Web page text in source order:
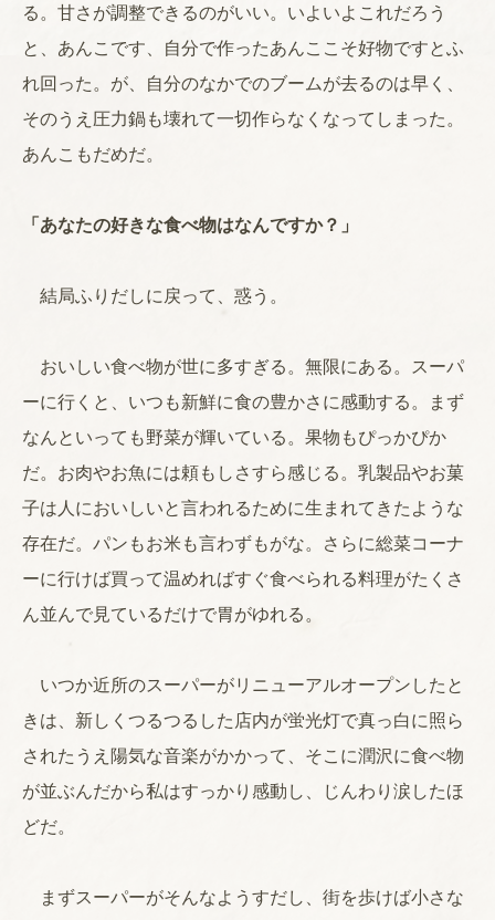
る。甘さが調整できるのがいい。いよいよこれだろう
と、あんこです、自分で作ったあんここそ好物ですとふ
れ回った。が、自分のなかでのブームが去るのは早く、
そのうえ圧力鍋も壊れて一切作らなくなってしまった。
あんこもだめだ。
「あなたの好きな食べ物はなんですか？」
結局ふりだしに戻って、惑う。
おいしい食べ物が世に多すぎる。無限にある。スーパ
ーに行くと、いつも新鮮に食の豊かさに感動する。まず
なんといっても野菜が輝いている。果物もぴっかぴか
だ。お肉やお魚には頼もしさすら感じる。乳製品やお菓
子は人においしいと言われるために生まれてきたような
存在だ。パンもお米も言わずもがな。さらに総菜コーナ
ーに行けば買って温めればすぐ食べられる料理がたくさ
ん並んで見ているだけで胃がゆれる。
いつか近所のスーパーがリニューアルオープンしたと
きは、新しくつるつるした店内が蛍光灯で真っ白に照ら
されたうえ陽気な音楽がかかって、そこに潤沢に食べ物
が並ぶんだから私はすっかり感動し、じんわり涙したほ
どだ。
まずスーパーがそんなようすだし、街を歩けば小さな